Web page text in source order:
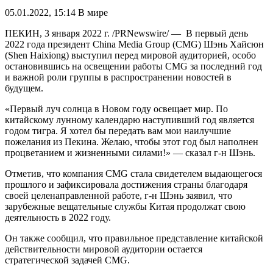
05.01.2022, 15:14 В мире
ПЕКИН, 3 января 2022 г. /PRNewswire/ — В первый день
2022 года президент China Media Group (CMG) Шэнь Хайсюн
(Shen Haixiong) выступил перед мировой аудиторией, особо
остановившись на освещении работы CMG за последний год
и важной роли группы в распространении новостей в
будущем.
«Первый луч солнца в Новом году освещает мир. По
китайскому лунному календарю наступивший год является
годом тигра. Я хотел бы передать вам мои наилучшие
пожелания из Пекина. Желаю, чтобы этот год был наполнен
процветанием и жизненными силами!» — сказал г-н Шэнь.
Отметив, что компания CMG стала свидетелем выдающегося
прошлого и зафиксировала достижения страны благодаря
своей целенаправленной работе, г-н Шэнь заявил, что
зарубежные вещательные службы Китая продолжат свою
деятельность в 2022 году.
Он также сообщил, что правильное представление китайской
действительности мировой аудитории остается
стратегической задачей CMG.